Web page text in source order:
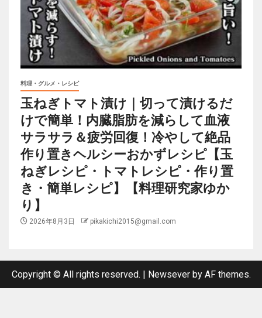
料理・グルメ・レシピ
玉ねぎトマト漬け｜切って漬けるだ
けで簡単！内臓脂肪を減らして血液
サラサラ＆疲労回復！冷やして絶品
作り置きヘルシーおかずレシピ【玉
ねぎレシピ・トマトレシピ・作り置
き・簡単レシピ】【料理研究家ゆか
り】
2026年8月3日 pikakichi2015@gmail.com
Copyright © All rights reserved. Newseverby AF themes.